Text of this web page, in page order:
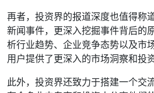
再者，投资界的报道深度也值得称
新闻事件，更深入挖掘事件背后的
析行业趋势、企业竞争态势以及市
用户提供了更深入的市场洞察和投
此外，投资界还致力于搭建一个交